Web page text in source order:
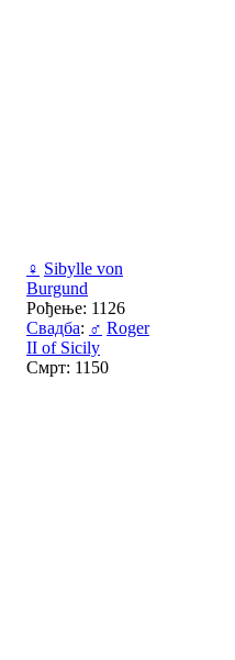
♀ Sibylle von
Burgund
Рођење: 1126
Свадба: ♂ Roger
II of Sicily
Смрт: 1150